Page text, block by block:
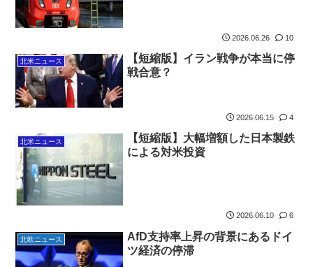
2026.06.26 10
北米ニュース
【短縮版】イラン戦争が本当に停
戦合意？
2026.06.15 4
北米ニュース
【短縮版】大幅増額した日本製鉄
による対米投資
2026.06.10 6
北欧ニュース
AfD支持率上昇の背景にあるドイ
ツ経済の停滞